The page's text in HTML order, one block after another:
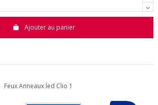
Ajouter au panier
Feux Anneaux led Clio 1